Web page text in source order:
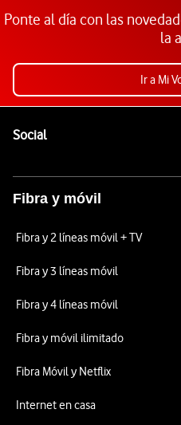
Ponte al día con las
la
Ir a Mi
SocialEnlaces a las redes
Fibra y móvil
Fibra y 2 líneas móvil + TV
Fibra y 3 líneas móvil
Fibra y 4 líneas móvil
Fibra y móvil ilimitado
Fibra Móvil y Netflix
Internet en casa